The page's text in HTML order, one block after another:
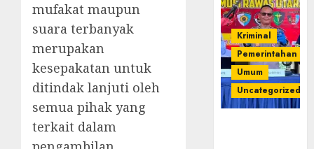
mufakat maupun
suara terbanyak
merupakan
kesepakatan untuk
ditindak lanjuti oleh
semua pihak yang
terkait dalam
Kriminal
Pemerintahan
Umum
Uncategorized